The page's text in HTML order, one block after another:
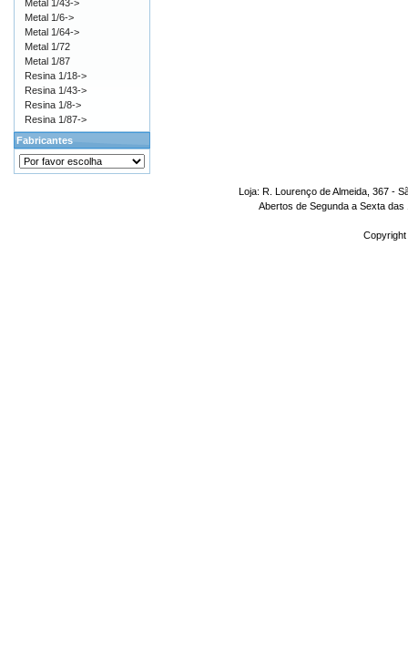
Metal 1/43->
Metal 1/6->
Metal 1/64->
Metal 1/72
Metal 1/87
Resina 1/18->
Resina 1/43->
Resina 1/8->
Resina 1/87->
Fabricantes
Loja: R. Lourenço de Almeida, 367 -
Abertos de Segunda a Sexta